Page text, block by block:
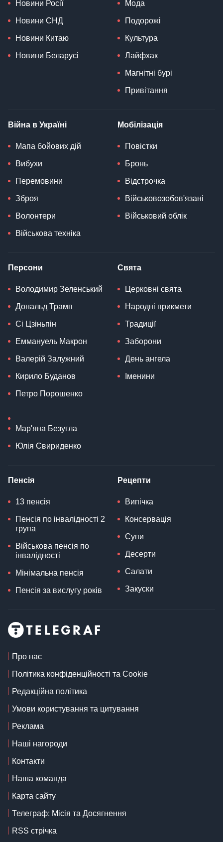
Новини Росії
Новини СНД
Новини Китаю
Новини Беларусі
Мода
Подорожі
Культура
Лайфхак
Магнітні бурі
Привітання
Війна в Україні
Мапа бойових дій
Вибухи
Перемовини
Зброя
Волонтери
Військова техніка
Мобілізація
Повістки
Бронь
Відстрочка
Військовозобов'язані
Військовий облік
Персони
Володимир Зеленський
Дональд Трамп
Сі Цзіньпін
Еммануель Макрон
Валерій Залужний
Кирило Буданов
Петро Порошенко
Мар'яна Безугла
Юлія Свириденко
Свята
Церковні свята
Народні прикмети
Традиції
Заборони
День ангела
Іменини
Пенсія
13 пенсія
Пенсія по інвалідності 2
група
Військова пенсія по
інвалідності
Мінімальна пенсія
Пенсія за вислугу років
Рецепти
Випічка
Консервація
Супи
Десерти
Салати
Закуски
Про нас
Політика конфіденційності та Cookie
Редакційна політика
Умови користування та цитування
Реклама
Наші нагороди
Контакти
Наша команда
Карта сайту
Телеграф: Місія та Досягнення
RSS стрічка